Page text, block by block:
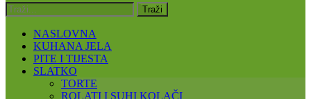
NASLOVNA
KUHANA JELA
PITE I TIJESTA
SLATKO
TORTE
ROLATI I SUHI KOLAČI